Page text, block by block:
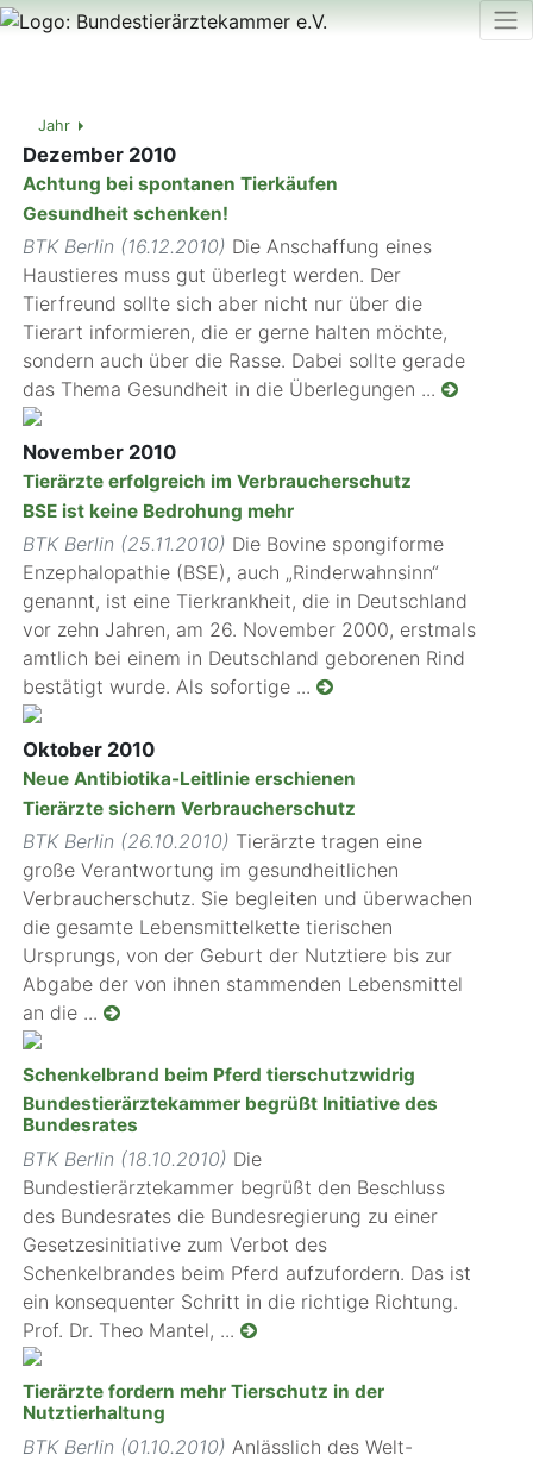
Jahr
Dezember 2010
Achtung bei spontanen Tierkäufen
Gesundheit schenken!
BTK Berlin (16.12.2010) Die Anschaffung eines
Haustieres muss gut überlegt werden. Der
Tierfreund sollte sich aber nicht nur über die
Tierart informieren, die er gerne halten möchte,
sondern auch über die Rasse. Dabei sollte gerade
das Thema Gesundheit in die Überlegungen ...
November 2010
Tierärzte erfolgreich im Verbraucherschutz
BSE ist keine Bedrohung mehr
BTK Berlin (25.11.2010) Die Bovine spongiforme
Enzephalopathie (BSE), auch „Rinderwahnsinn“
genannt, ist eine Tierkrankheit, die in Deutschland
vor zehn Jahren, am 26. November 2000, erstmals
amtlich bei einem in Deutschland geborenen Rind
bestätigt wurde. Als sofortige ...
Oktober 2010
Neue Antibiotika-Leitlinie erschienen
Tierärzte sichern Verbraucherschutz
BTK Berlin (26.10.2010) Tierärzte tragen eine
große Verantwortung im gesundheitlichen
Verbraucherschutz. Sie begleiten und überwachen
die gesamte Lebensmittelkette tierischen
Ursprungs, von der Geburt der Nutztiere bis zur
Abgabe der von ihnen stammenden Lebensmittel
an die ...
Schenkelbrand beim Pferd tierschutzwidrig
Bundestierärztekammer begrüßt Initiative des
Bundesrates
BTK Berlin (18.10.2010) Die
Bundestierärztekammer begrüßt den Beschluss
des Bundesrates die Bundesregierung zu einer
Gesetzesinitiative zum Verbot des
Schenkelbrandes beim Pferd aufzufordern. Das ist
ein konsequenter Schritt in die richtige Richtung.
Prof. Dr. Theo Mantel, ...
Tierärzte fordern mehr Tierschutz in der
Nutztierhaltung
BTK Berlin (01.10.2010) Anlässlich des Welt-